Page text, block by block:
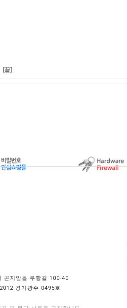
[끝]
곤지암읍 부항길 100-40
경기광주-0495호